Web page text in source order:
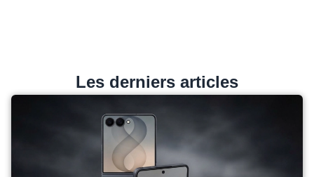
Les derniers articles